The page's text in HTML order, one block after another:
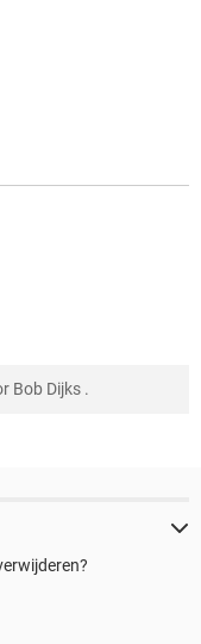
Bob Dijks .